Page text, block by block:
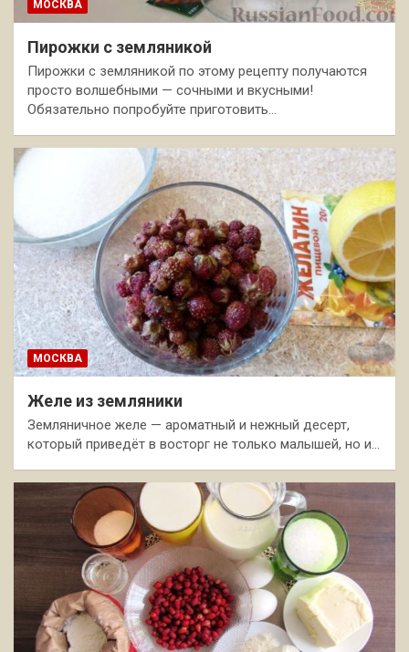
МОСКВА
Пирожки с земляникой
Пирожки с земляникой по этому рецепту получаются
просто волшебными — сочными и вкусными!
Обязательно попробуйте приготовить…
МОСКВА
Желе из земляники
Земляничное желе — ароматный и нежный десерт,
который приведёт в восторг не только малышей, но и…